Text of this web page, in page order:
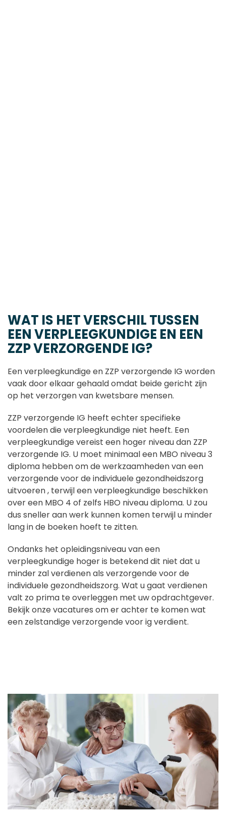
WAT IS HET VERSCHIL TUSSEN
EEN VERPLEEGKUNDIGE EN EEN
ZZP VERZORGENDE IG?
Een verpleegkundige en ZZP verzorgende IG worden
vaak door elkaar gehaald omdat beide gericht zijn
op het verzorgen van kwetsbare mensen.
ZZP verzorgende IG heeft echter specifieke
voordelen die verpleegkundige niet heeft. Een
verpleegkundige vereist een hoger niveau dan ZZP
verzorgende IG. U moet minimaal een MBO niveau 3
diploma hebben om de werkzaamheden van een
verzorgende voor de individuele gezondheidszorg
uitvoeren , terwijl een verpleegkundige beschikken
over een MBO 4 of zelfs HBO niveau diploma. U zou
dus sneller aan werk kunnen komen terwijl u minder
lang in de boeken hoeft te zitten.
Ondanks het opleidingsniveau van een
verpleegkundige hoger is betekend dit niet dat u
minder zal verdienen als verzorgende voor de
individuele gezondheidszorg. Wat u gaat verdienen
valt zo prima te overleggen met uw opdrachtgever.
Bekijk onze vacatures om er achter te komen wat
een zelstandige verzorgende voor ig verdient.